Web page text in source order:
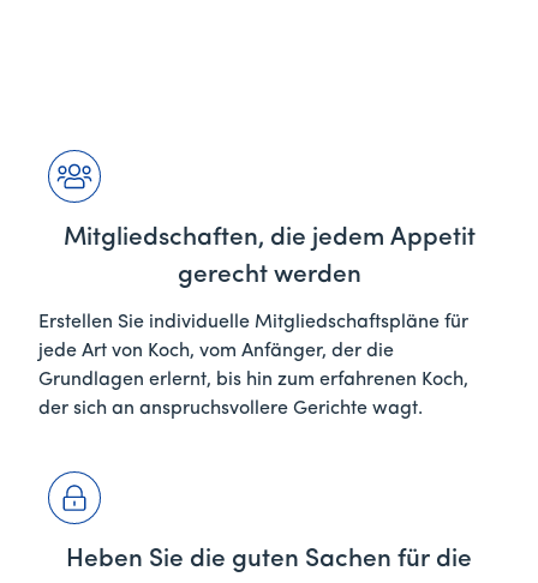
Mitgliedschaften, die jedem Appetit
gerecht werden
Erstellen Sie individuelle Mitgliedschaftspläne für
jede Art von Koch, vom Anfänger, der die
Grundlagen erlernt, bis hin zum erfahrenen Koch,
der sich an anspruchsvollere Gerichte wagt.
Heben Sie die guten Sachen für die